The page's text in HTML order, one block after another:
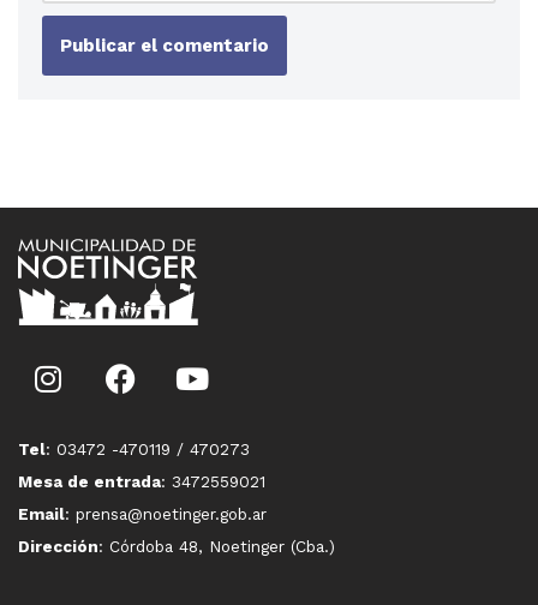
Tel: 03472 -470119 / 470273
Mesa de entrada: 3472559021
Email: prensa@noetinger.gob.ar
Dirección: Córdoba 48, Noetinger (Cba.)